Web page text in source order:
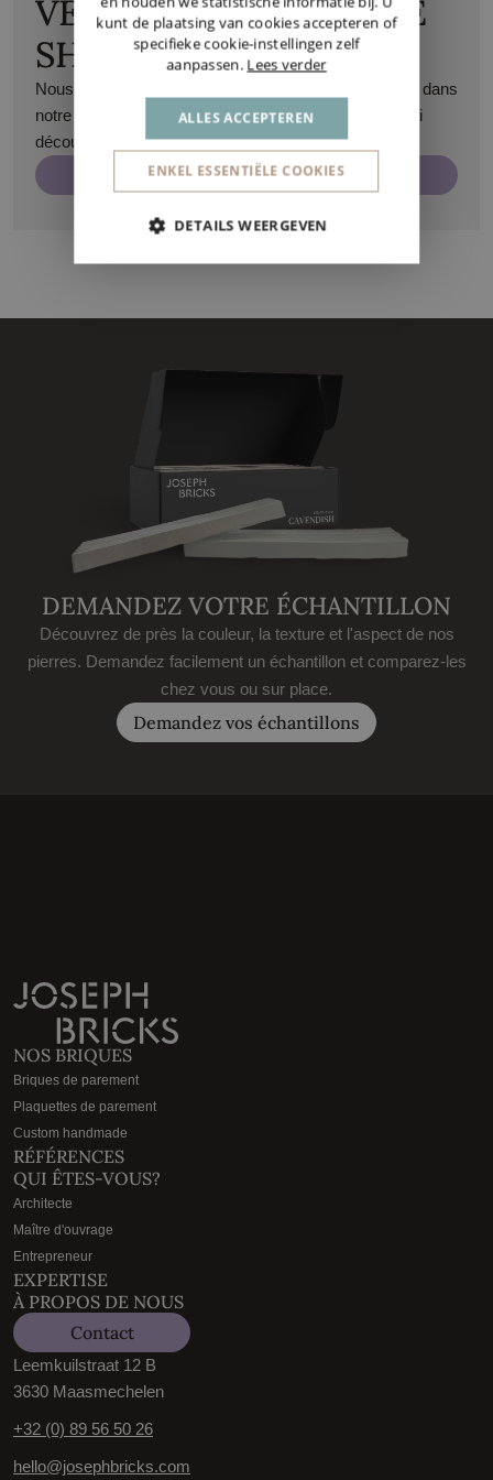
VENEZ VISITER NOTRE
SHOWROOM
Nous serons ravis de vous accueillir sur rendez-vous dans
notre showroom à Maasmechelen. Vous pourrez ainsi
découvrir tous nos produits de près.
Prenez rendez-vous
DEMANDEZ VOTRE ÉCHANTILLON
Découvrez de près la couleur, la texture et l'aspect de nos
pierres. Demandez facilement un échantillon et comparez-les
chez vous ou sur place.
Demandez vos échantillons
NOS BRIQUES
Briques de parement
Plaquettes de parement
Custom handmade
RÉFÉRENCES
QUI ÊTES-VOUS?
Architecte
Maître d'ouvrage
Entrepreneur
EXPERTISE
À PROPOS DE NOUS
Contact
Leemkuilstraat 12 B
3630 Maasmechelen
+32 (0) 89 56 50 26
hello@josephbricks.com
kunt de plaatsing van cookies accepteren of
specifieke cookie-instellingen zelf
aanpassen. Lees verder
ALLES ACCEPTEREN
ENKEL ESSENTIËLE COOKIES
DETAILS WEERGEVEN